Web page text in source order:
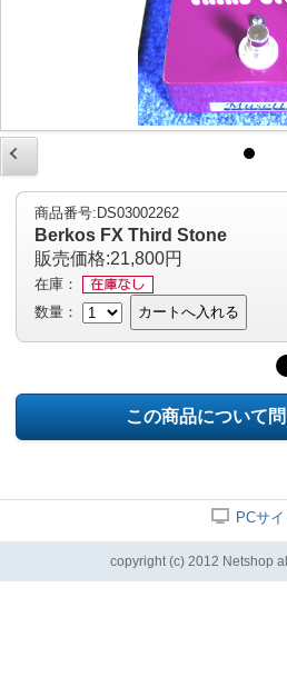
商品番号:DS03002262
Berkos FX Third Stone
販売価格:21,800円
在庫：
数量：
カートへ入れる
この商品について
PCサ
copyright (c) 2012 Netshop